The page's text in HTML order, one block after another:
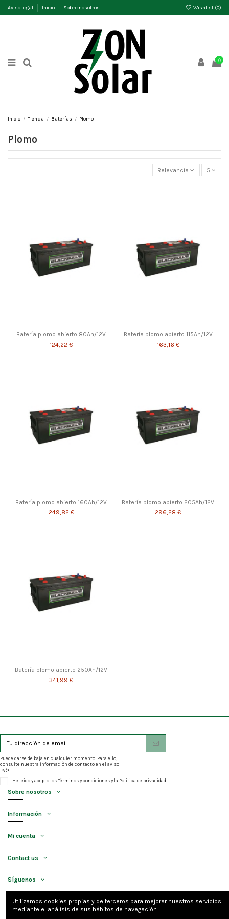
Aviso legal Inicio Sobre nosotros Wishlist (0)
0
Inicio Tienda Baterías Plomo
Plomo
Relevancia 5
Batería plomo abierto 80Ah/12V
124,22 €
Batería plomo abierto 115Ah/12V
163,16 €
Batería plomo abierto 160Ah/12V
249,82 €
Batería plomo abierto 205Ah/12V
296,28 €
Batería plomo abierto 250Ah/12V
341,99 €
Puede darse de baja en cualquier momento. Para ello,
consulte nuestra información de contacto en el aviso
legal.
He leído y acepto losTérminos y condicionesy la Política de privacidad
Sobre nosotros
Información
Mi cuenta
Contact us
Síguenos
Newsletter
Utilizamos cookies propias y de terceros para mejorar nuestros servicios
mediante el análisis de sus hábitos de navegación.